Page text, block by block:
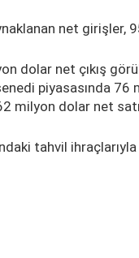
net
dolar net çıkış
piyasasında
milyon dolar net
tahvil